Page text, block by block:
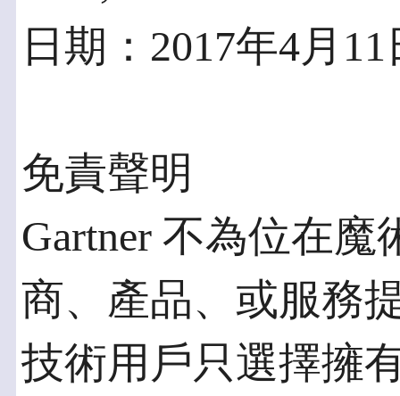
日期：2017年4月11
免責聲明
Gartner 不為位在
商、產品、或服務
技術用戶只選擇擁